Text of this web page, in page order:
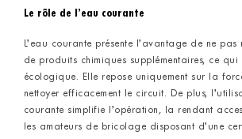
Le rôle de l’eau courante
L’eau courante présente l’avantage de ne pas
de produits chimiques supplémentaires, ce
écologique. Elle repose uniquement sur la
nettoyer efficacement le circuit. De plus,
courante simplifie l’opération, la rendant
les amateurs de bricolage disposant d’une